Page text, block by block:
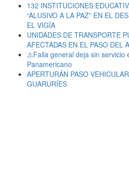
132 INSTITUCIONES
“ALUSIVO A LA PAZ” EN EL
EL VIGÍA
UNIDADES DE TRANSPORTE
AFECTADAS EN EL PASO DEL
⚠️Falla general deja sin servicio
Panamericano
APERTURÁN PASO
GUARURÍES